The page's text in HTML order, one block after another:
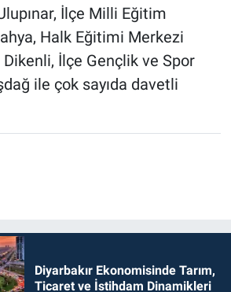
İlçe Milli Eğitim
Halk Eğitimi Merkezi
İlçe Gençlik ve Spor
ile çok sayıda davetli
Diyarbakır Ekonomisinde Tarım,
Ticaret ve İstihdam Dinamikleri